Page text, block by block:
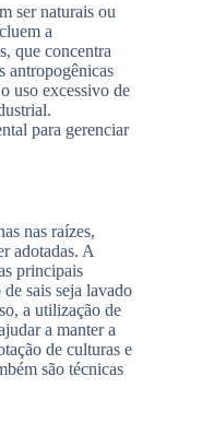
ser naturais ou
a
que concentra
antropogênicas
uso excessivo de
para gerenciar
nas raízes,
adotadas. A
principais
sais seja lavado
a utilização de
a manter a
de culturas e
são técnicas